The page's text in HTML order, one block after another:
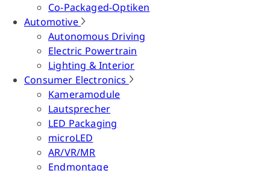
Co-Packaged-Optiken
Automotive
Autonomous Driving
Electric Powertrain
Lighting & Interior
Consumer Electronics
Kameramodule
Lautsprecher
LED Packaging
microLED
AR/VR/MR
Endmontage